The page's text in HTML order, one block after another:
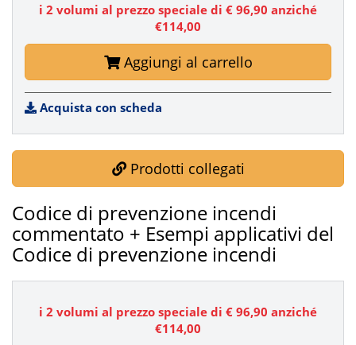
i 2 volumi al prezzo speciale di € 96,90 anziché
€114,00
Aggiungi al carrello
Acquista con scheda
Prodotti collegati
Codice di prevenzione incendi
commentato + Esempi applicativi del
Codice di prevenzione incendi
i 2 volumi al prezzo speciale di € 96,90 anziché
€114,00